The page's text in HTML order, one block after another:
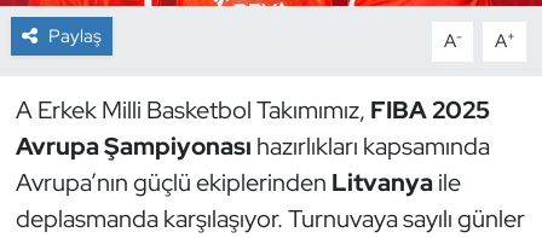
Paylaş A- A+
A Erkek Milli Basketbol Takımımız, FIBA 2025
Avrupa Şampiyonası hazırlıkları kapsamında
Avrupa’nın güçlü ekiplerinden Litvanyaile
deplasmanda karşılaşıyor. Turnuvaya sayılı günler
Dağcılık
Dövüş Sanatı
E-Spor